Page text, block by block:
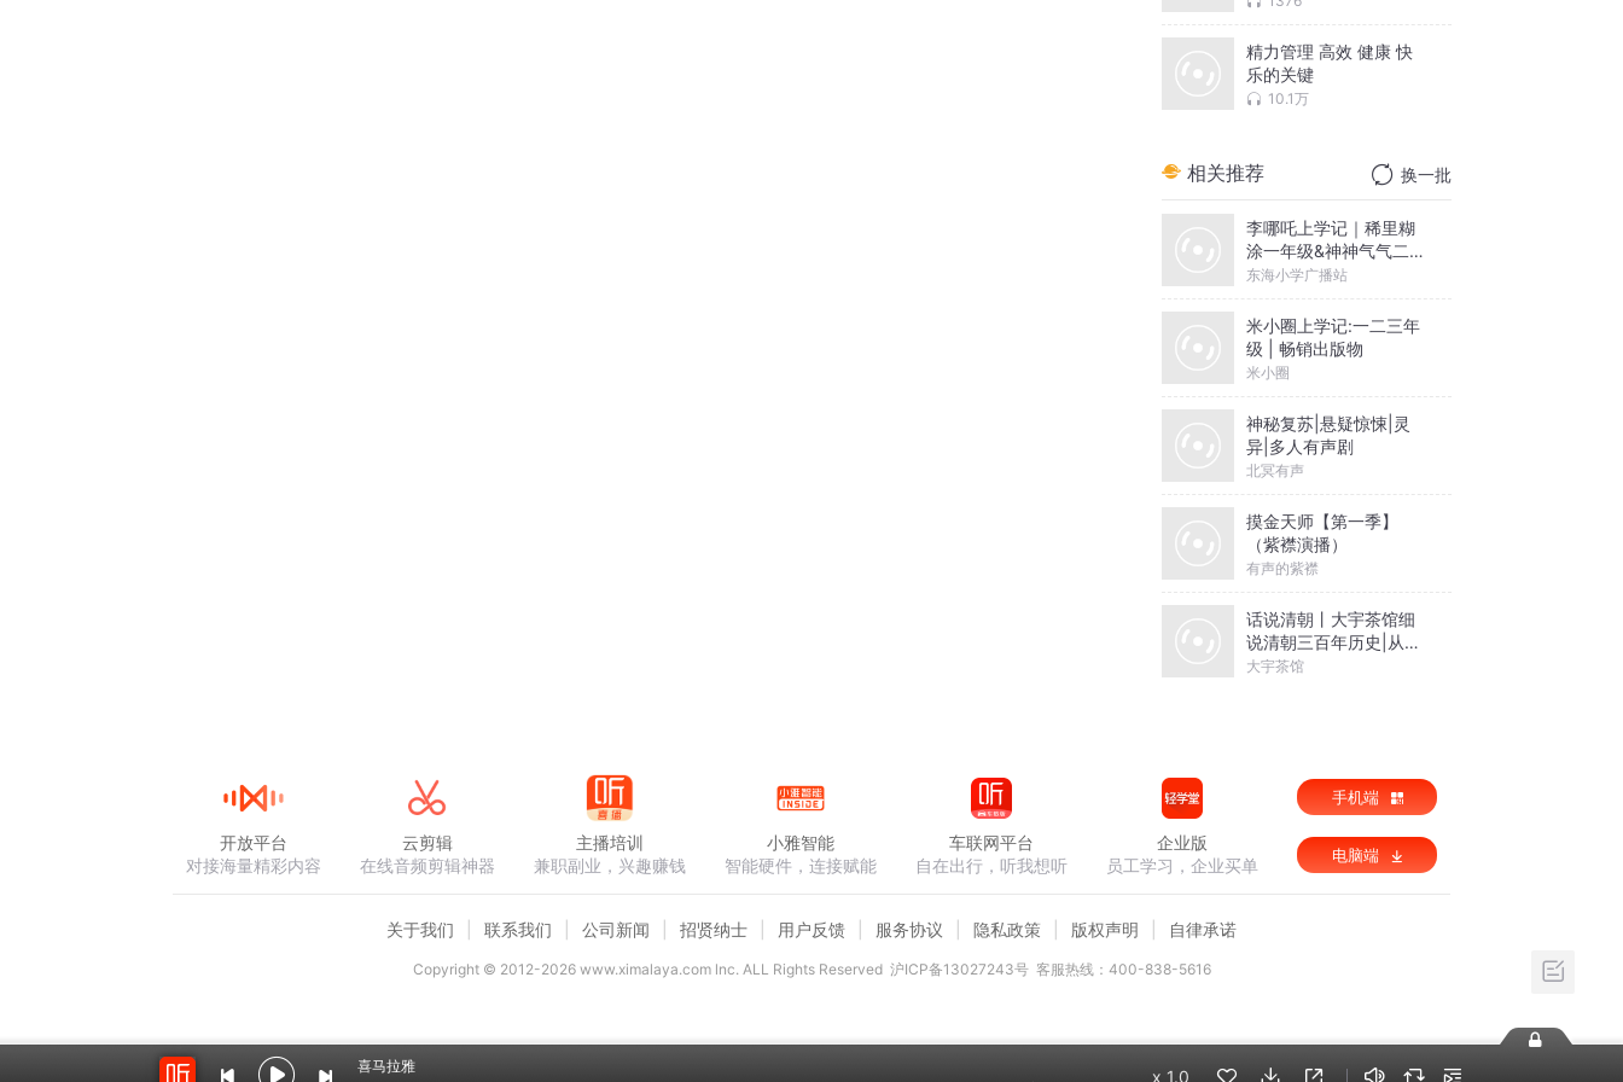
精力管理 高效 健康 快
乐的关键
10.1万
相关推荐 换一批
李哪吒上学记｜稀里糊
涂一年级&神神气气二年
级
东海小学广播站
米小圈上学记:一二三年
级 | 畅销出版物
米小圈
神秘复苏|悬疑惊悚|灵
异|多人有声剧
北冥有声
摸金天师【第一季】
（紫襟演播）
有声的紫襟
话说清朝丨大宇茶馆细
说清朝三百年历史|从努
尔哈赤到末代皇帝溥仪|
大宇茶馆
喜马拉雅
x 1.0
开放平台
对接海量精彩内容
云剪辑
在线音频剪辑神器
主播培训
兼职副业，兴趣赚钱
小雅智能
智能硬件，连接赋能
车联网平台
自在出行，听我想听
企业版
员工学习，企业买单
手机端
电脑端
关于我们 联系我们 公司新闻 招贤纳士 用户反馈 服务协议 隐私政策 版权声明 自律承诺
Copyright © 2012-2026www.ximalaya.com lnc. ALL Rights Reserved 沪ICP备13027243号 客服热线：400-838-5616